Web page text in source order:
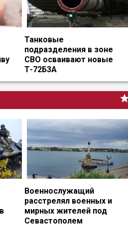
Танковые
подразделения в зоне
СВО осваивают новые
Т-72Б3А
Военнослужащий
расстрелял военных и
мирных жителей под
Севастополем